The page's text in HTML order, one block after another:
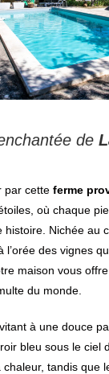
de
par cette ferme
où chaque
histoire. Nichée au
l’orée des vignes
maison vous
du monde.
à une douce
bleu sous le ciel
tandis que